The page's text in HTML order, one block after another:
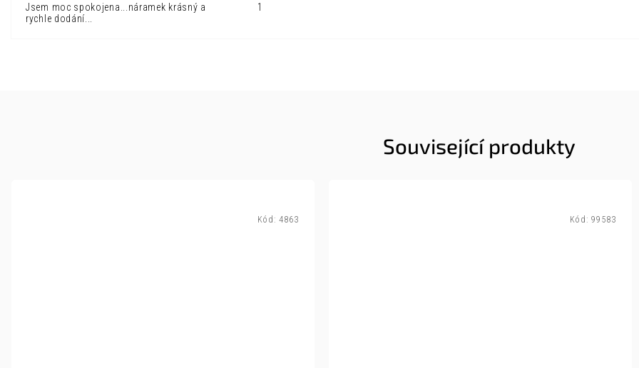
Jsem moc spokojena...náramek krásný a
rychle dodání...
1
Související produkty
Kód: 4863 Kód: 99583